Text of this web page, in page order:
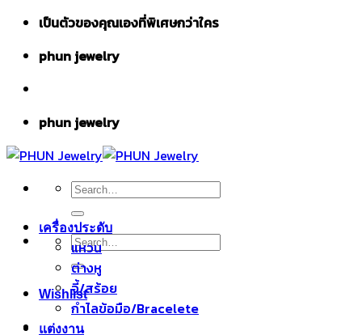
Skip
content
เป็นตัวของคุณเองที่พิเศษกว่าใคร
phun jewelry
phun jewelry
Search
for:
Search
for:
Wishlist
เครื่องประดับ
แหวน
ต่างหู
จี้/สร้อย
กำไลข้อมือ/Bracelete
แต่งงาน